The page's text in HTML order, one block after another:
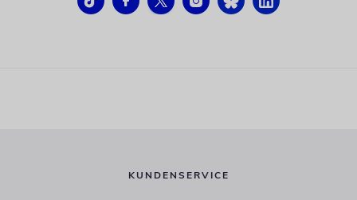
KUNDENSERVICE